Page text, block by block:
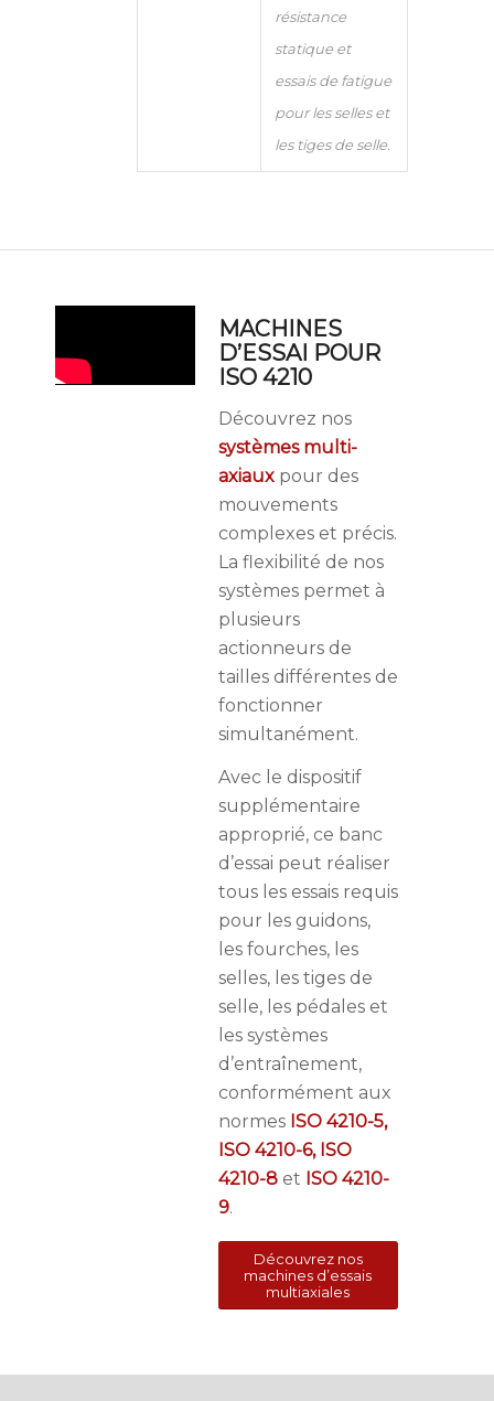
résistance
statique et
essais de fatigue
pour les selles et
les tiges de selle.
MACHINES
D’ESSAI POUR
ISO 4210
Découvrez nos
systèmes multi-
axiauxpour des
mouvements
complexes et précis.
La flexibilité de nos
systèmes permet à
plusieurs
actionneurs de
tailles différentes de
fonctionner
simultanément.
Avec le dispositif
supplémentaire
approprié, ce banc
d’essai peut réaliser
tous les essais requis
pour les guidons,
les fourches, les
selles, les tiges de
selle, les pédales et
les systèmes
d’entraînement,
conformément aux
normes ISO 4210-5,
ISO 4210-6, ISO
4210-8et ISO 4210-
9.
Découvrez nos
machines d’essais
multiaxiales